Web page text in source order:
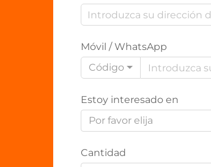
Móvil / WhatsApp
Código
Estoy interesado en
Por favor elija
Cantidad